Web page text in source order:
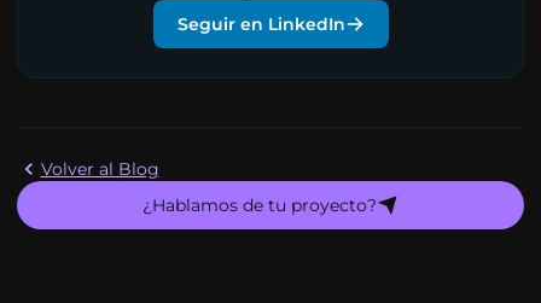
Seguir en LinkedIn
Volver al Blog
¿Hablamos de tu proyecto?